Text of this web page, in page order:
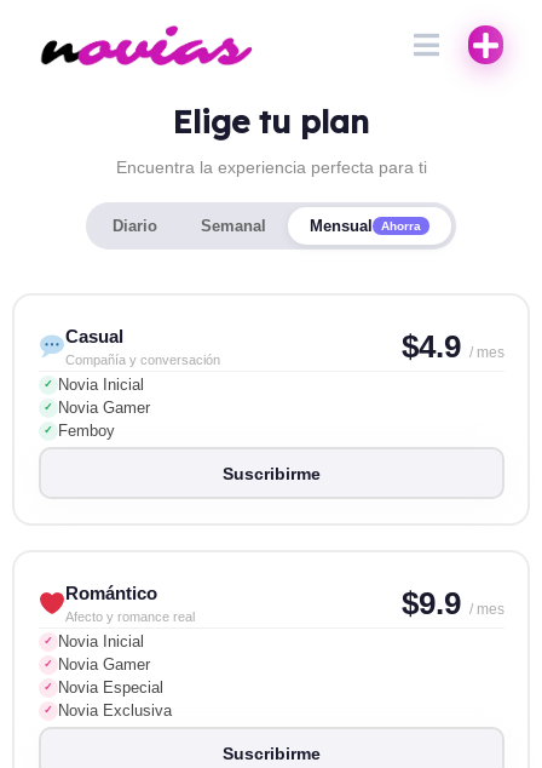
Elige tu plan
Encuentra la experiencia perfecta para ti
Diario Semanal Mensual Ahorra
Casual
Compañía y conversación $4.9 / mes
✓ Novia Inicial
✓ Novia Gamer
✓ Femboy
Suscribirme
Romántico
Afecto y romance real $9.9 / mes
✓ Novia Inicial
✓ Novia Gamer
✓ Novia Especial
✓ Novia Exclusiva
Suscribirme